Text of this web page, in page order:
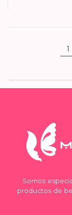
1
Somos
productos de